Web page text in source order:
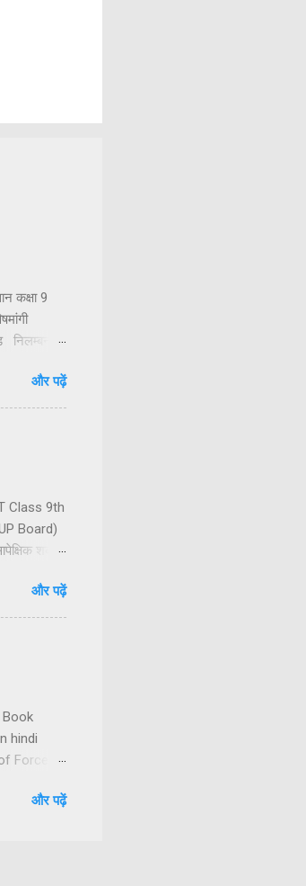
कक्षा 9
निलम्बन
पदार...
और पढ़ें
Class 9th
Board)
शब्द हैं
चाल
असमान
और पढ़ें
Book
hindi
Force)
विद्युत बल
और पढ़ें